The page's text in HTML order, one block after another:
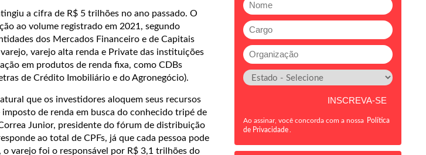
a cifra de R$ 5 trilhões no ano passado. O
ao volume registrado em 2021, segundo
dos Mercados Financeiro e de Capitais
varejo alta renda e Private das instituições
em produtos de renda fixa, como CDBs
de Crédito Imobiliário e do Agronegócio).
que os investidores aloquem seus recursos
de renda em busca do conhecido tripé de
Junior, presidente do fórum de distribuição
ao total de CPFs, já que cada pessoa pode
varejo foi o responsável por R$ 3,1 trilhões do
Ao assinar, você concorda com a nossa Política
de Privacidade